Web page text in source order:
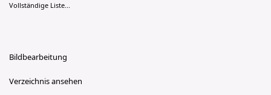
Vollständige Liste...
Bildbearbeitung
Verzeichnis ansehen